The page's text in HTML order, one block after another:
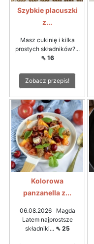
Szybkie placuszki
z...
Masz cukinię i kilka
prostych składników?...
⇖ 16
Zobacz przepis!
Kolorowa
panzanella z...
06.08.2026 Magda
Latem najprostsze
składniki... ⇖ 25